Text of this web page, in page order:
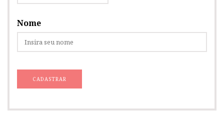
Nome